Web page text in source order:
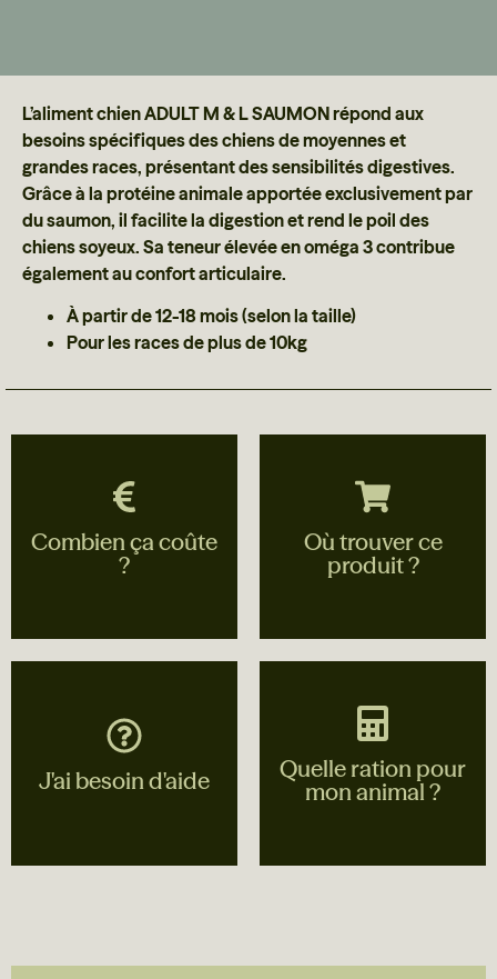
L’aliment chien ADULT M & L SAUMON répond aux
besoins spécifiques des chiens de moyennes et
grandes races, présentant des sensibilités digestives.
Grâce à la protéine animale apportée exclusivement par
du saumon, il facilite la digestion et rend le poil des
chiens soyeux. Sa teneur élevée en oméga 3 contribue
également au confort articulaire.
À partir de 12-18 mois (selon la taille)
Pour les races de plus de 10kg
Combien ça coûte
?
proche de chez vous
Voir les
magasins
Où trouver ce
produit ?
plus proche de chez
vous
Voir les
magasins
J'ai besoin d'aide
Quelle ration pour
mon animal ?